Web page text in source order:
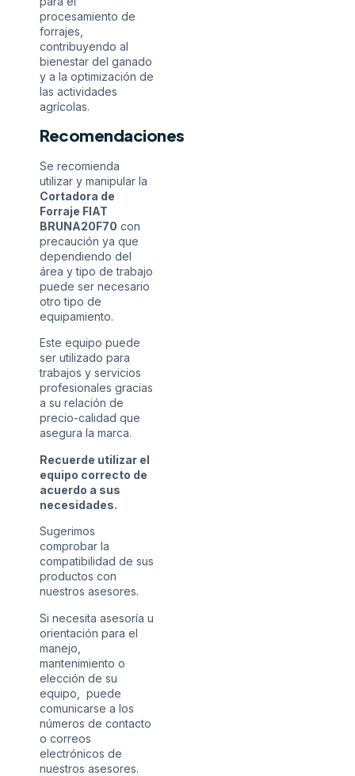
procesamiento de
forrajes,
contribuyendo al
bienestar del ganado
y a la optimización de
las actividades
agrícolas.
Recomendaciones
Se recomienda
utilizar y manipular la
Cortadora de
Forraje FIAT
BRUNA20F70 con
precaución ya que
dependiendo del
área y tipo de trabajo
puede ser necesario
otro tipo de
equipamiento.
Este equipo puede
ser utilizado para
trabajos y servicios
profesionales gracias
a su relación de
precio-calidad que
asegura la marca.
Recuerde utilizar el
equipo correcto de
acuerdo a sus
necesidades.
Sugerimos
comprobar la
compatibilidad de sus
productos con
nuestros asesores.
Si necesita asesoría u
orientación para el
manejo,
mantenimiento o
elección de su
equipo, puede
comunicarse a los
números de contacto
o correos
electrónicos de
nuestros asesores.